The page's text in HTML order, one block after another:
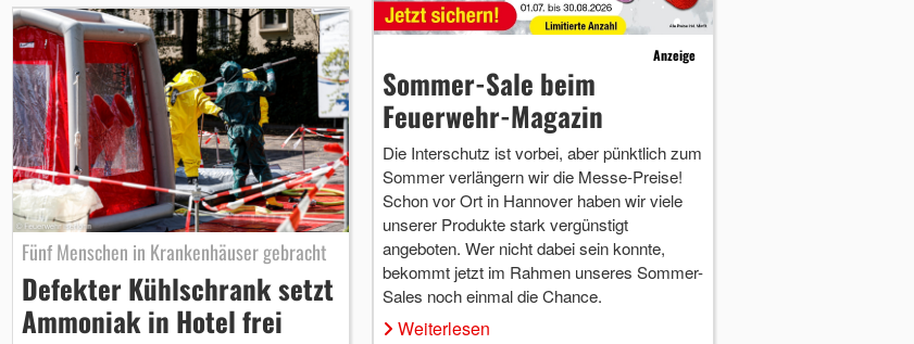
Fünf Menschen in Krankenhäuser gebracht
Defekter Kühlschrank setzt
Ammoniak in Hotel frei
Anzeige
Sommer-Sale beim
Feuerwehr-Magazin
Die Interschutz ist vorbei, aber pünktlich zum
Sommer verlängern wir die Messe-Preise!
Schon vor Ort in Hannover haben wir viele
unserer Produkte stark vergünstigt
angeboten. Wer nicht dabei sein konnte,
bekommt jetzt im Rahmen unseres Sommer-
Sales noch einmal die Chance.
Weiterlesen